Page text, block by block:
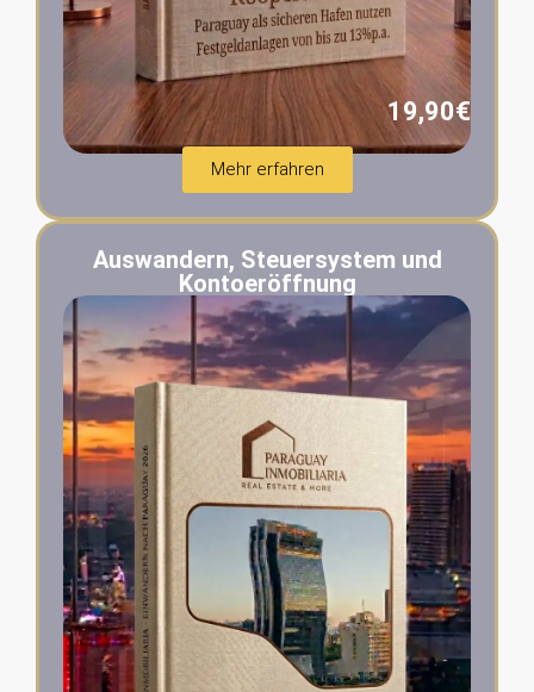
19,90€
Mehr erfahren
Auswandern, Steuersystem und
Kontoeröffnung